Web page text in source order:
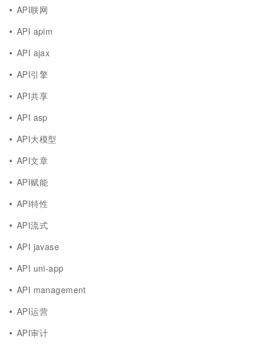
API联网
API apim
API ajax
API引擎
API共享
API asp
API大模型
API文章
API赋能
API特性
API流式
API javase
API uni-app
API management
API运营
API审计